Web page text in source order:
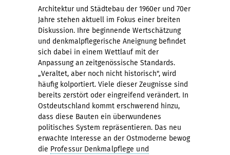
Architektur und Städtebau der 1960er und 70er
Jahre stehen aktuell im Fokus einer breiten
Diskussion. Ihre beginnende Wertschätzung
und denkmalpflegerische Aneignung befindet
sich dabei in einem Wettlauf mit der
Anpassung an zeitgenössische Standards.
„Veraltet, aber noch nicht historisch", wird
häufig kolportiert. Viele dieser Zeugnisse sind
bereits zerstört oder eingreifend verändert. In
Ostdeutschland kommt erschwerend hinzu,
dass diese Bauten ein überwundenes
politisches System repräsentieren. Das neu
erwachte Interesse an der Ostmoderne bewog
die Professur Denkmalpflege und